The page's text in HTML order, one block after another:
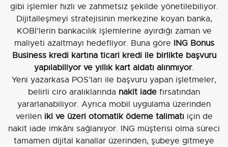
gibi işlemler hızlı ve zahmetsiz şekilde yönetilebiliyor.
Dijitalleşmeyi stratejisinin merkezine koyan banka,
KOBİ’lerin bankacılık işlemlerine ayırdığı zaman ve
maliyeti azaltmayı hedefliyor. Buna göre ING Bonus
Business kredi kartına ticari kredi ile birlikte başvuru
yapılabiliyor ve yıllık kart aidatı alınmıyor.
Yeni yazarkasa POS’ları ile başvuru yapan işletmeler,
belirli ciro aralıklarında nakit iade fırsatından
yararlanabiliyor. Ayrıca mobil uygulama üzerinden
verilen iki ve üzeri otomatik ödeme talimatı için de
nakit iade imkânı sağlanıyor. ING müşterisi olma süreci
tamamen dijital kanallar üzerinden, şubeye gitmeye